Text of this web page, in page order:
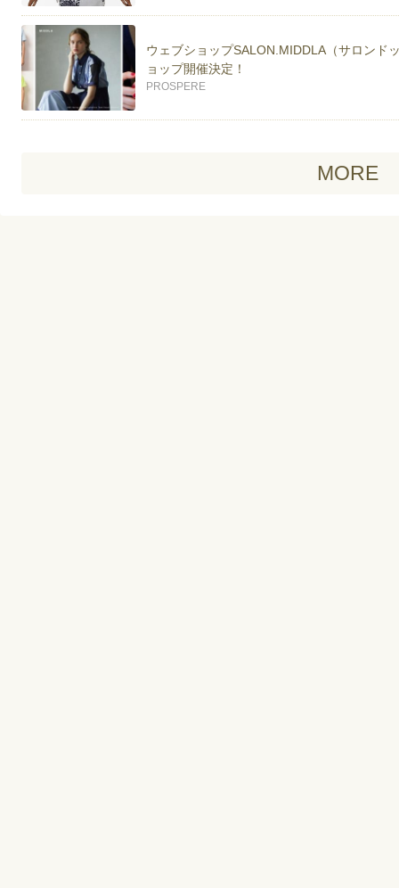
ウェブショップSALON.MIDDLA（サロンド
ョップ開催決定！
PROSPERE
MORE